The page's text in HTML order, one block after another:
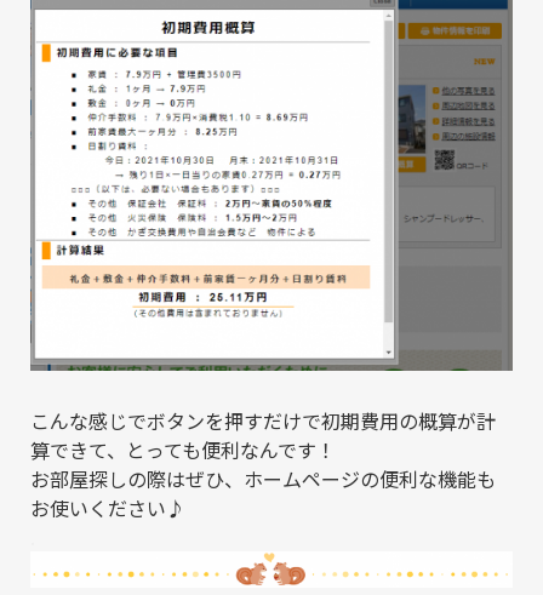
こんな感じでボタンを押すだけで初期費用の概算が計
算できて、とっても便利なんです！
お部屋探しの際はぜひ、ホームページの便利な機能も
お使いください♪